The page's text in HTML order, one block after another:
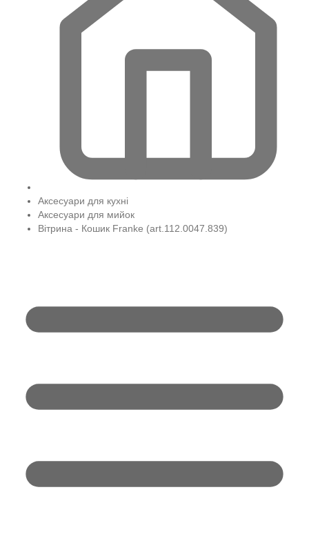
Аксесуари для кухні
Аксесуари для мийок
Вітрина - Кошик Franke (art.112.0047.839)